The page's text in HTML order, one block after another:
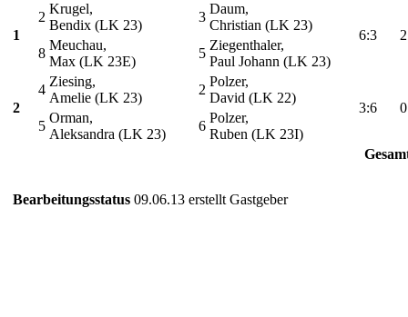
1
2
Krugel,
Bendix (LK 23)
3
Daum,
Christian (LK 23)
6:3
8
Meuchau,
Max (LK 23E)
5
Ziegenthaler,
Paul Johann (LK 23)
2
4
Ziesing,
Amelie (LK 23)
2
Polzer,
David (LK 22)
3:6
5
Orman,
Aleksandra (LK 23)
6
Polzer,
Ruben (LK 23I)
Bearbeitungsstatus 09.06.13 erstellt Gastgeber